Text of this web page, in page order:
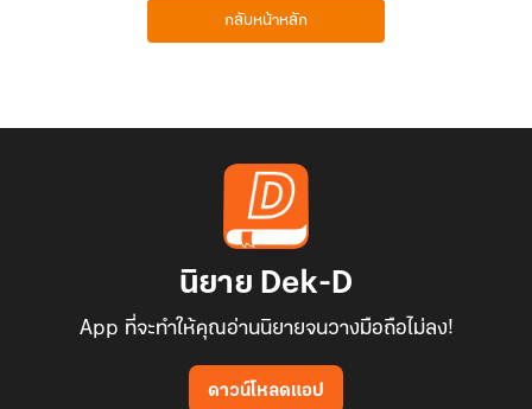
กลับหน้าหลัก
นิยาย Dek-D
App ที่จะทำให้คุณอ่านนิยายจนวางมือถือไม่ลง!
ดาวน์โหลดแอป